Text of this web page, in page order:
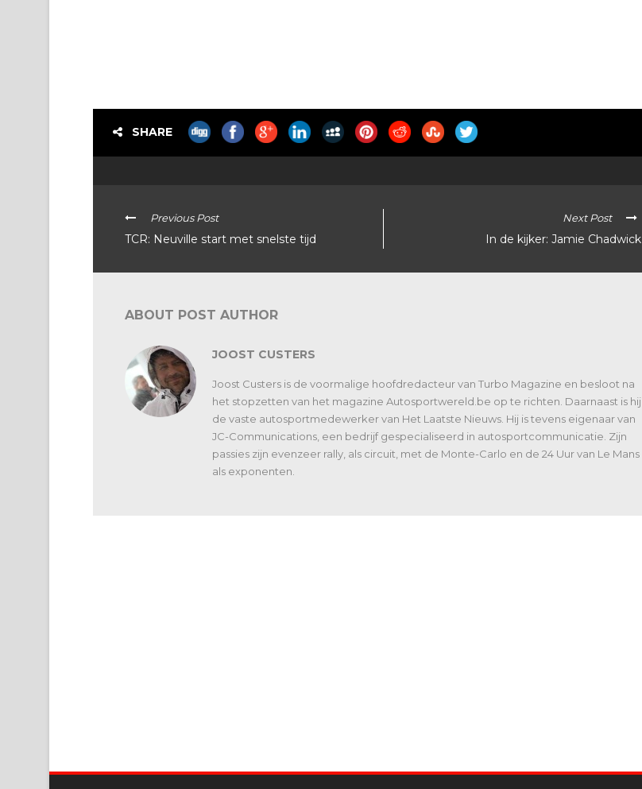
SHARE
Previous Post
TCR: Neuville start met snelste tijd
Next Post
In de kijker: Jamie Chadwick
ABOUT POST AUTHOR
JOOST CUSTERS
Joost Custers is de voormalige hoofdredacteur van Turbo Magazine en besloot na
het stopzetten van het magazine Autosportwereld.be op te richten. Daarnaast is hij
de vaste autosportmedewerker van Het Laatste Nieuws. Hij is tevens eigenaar van
JC-Communications, een bedrijf gespecialiseerd in autosportcommunicatie. Zijn
passies zijn evenzeer rally, als circuit, met de Monte-Carlo en de 24 Uur van Le Mans
als exponenten.